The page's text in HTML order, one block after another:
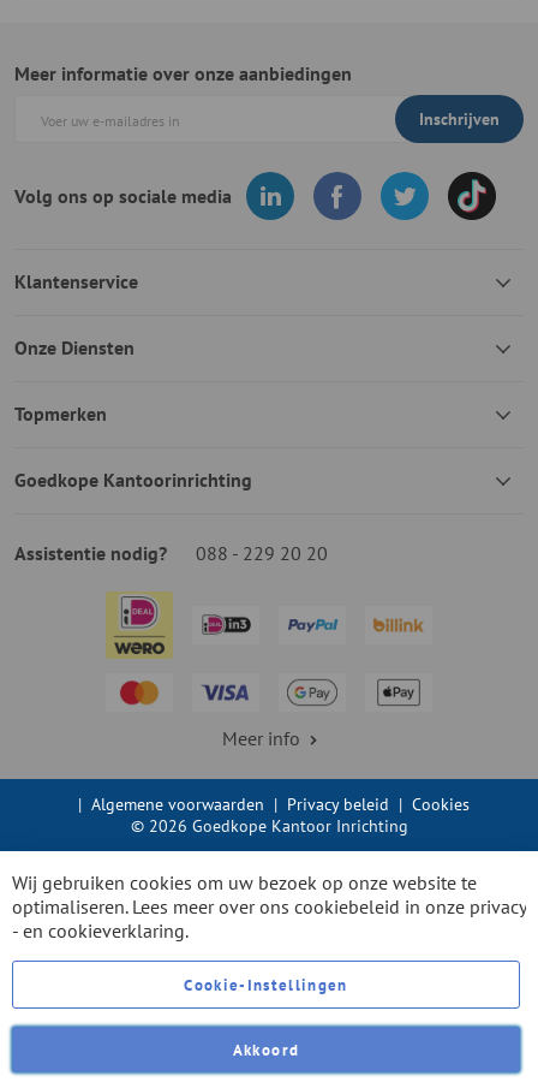
Meer informatie over onze aanbiedingen
Inschrijven
Volg ons op sociale media
Klantenservice
Onze Diensten
Topmerken
Goedkope Kantoorinrichting
Assistentie nodig? 088 - 229 20 20
Meer info
| Algemene voorwaarden | Privacy beleid | Cookies
© 2026 Goedkope Kantoor Inrichting
Wij gebruiken cookies om uw bezoek op onze website te
optimaliseren. Lees meer over ons cookiebeleid in onze privacy
- en cookieverklaring.
Akkoord
Cookie-Instellingen